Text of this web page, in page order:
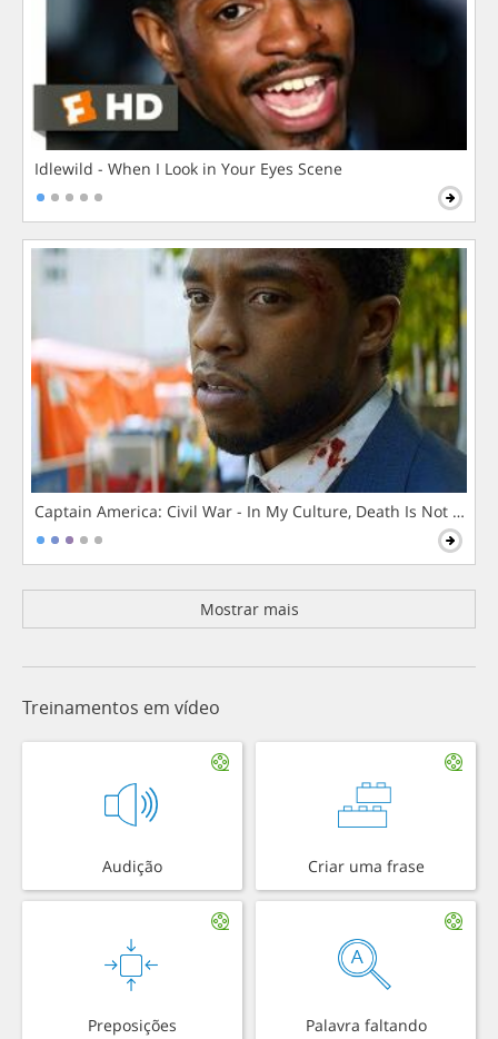
Idlewild - When I Look in Your Eyes Scene
Captain America: Civil War - In My Culture, Death Is Not The
Mostrar mais
Treinamentos em vídeo
Audição Criar uma frase
Preposições Palavra faltando